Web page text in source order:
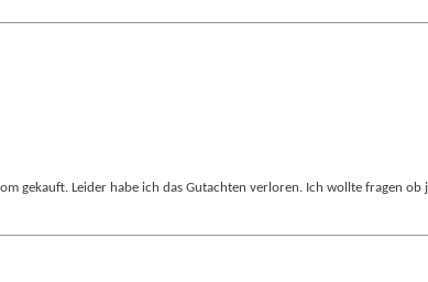
gekauft. Leider habe ich das Gutachten verloren. Ich wollte fragen